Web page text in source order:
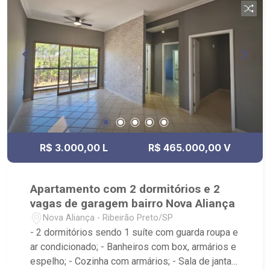
R$ 3.000,00 L R$ 465.000,00 V
Apartamento com 2 dormitórios e 2
vagas de garagem bairro Nova Aliança
Nova Aliança - Ribeirão Preto/SP
- 2 dormitórios sendo 1 suíte com guarda roupa e
ar condicionado; - Banheiros com box, armários e
espelho; - Cozinha com armários; - Sala de jantar